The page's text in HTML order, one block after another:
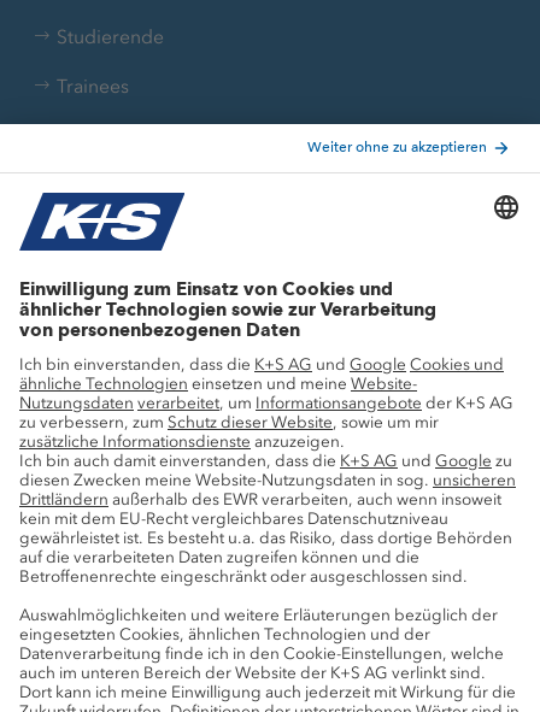
Studierende
Trainees
Aktuelle Themen
Stellenangebote
Wachstumsprojekte
Innovation
Nachhaltigkeit
Service
Pressekontakte
K+S-Newsletter
K+S Fanshop
Bergbaulexikon